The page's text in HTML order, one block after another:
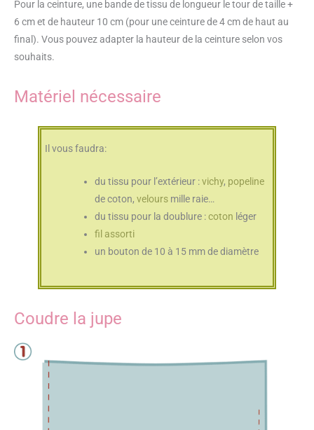
Pour la ceinture, une bande de tissu de longueur le tour de taille +
6 cm et de hauteur 10 cm (pour une ceinture de 4 cm de haut au
final). Vous pouvez adapter la hauteur de la ceinture selon vos
souhaits.
Matériel nécessaire
Il vous faudra:
du tissu pour l’extérieur :vichy, popeline
de coton,velours mille raie…
du tissu pour la doublure :coton léger
fil assorti
un bouton de 10 à 15 mm de diamètre
Coudre la jupe